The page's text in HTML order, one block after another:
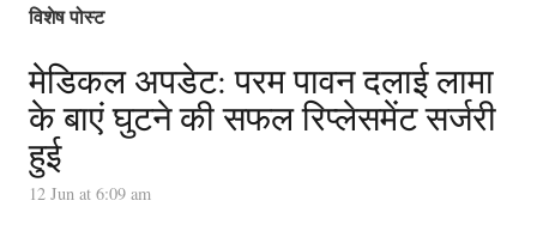
विशेष पोस्ट
मेडिकल अपडेट: परम पावन दलाई लामा
के बाएं घुटने की सफल रिप्लेसमेंट सर्जरी
हुई
12 Jun at 6:09 am